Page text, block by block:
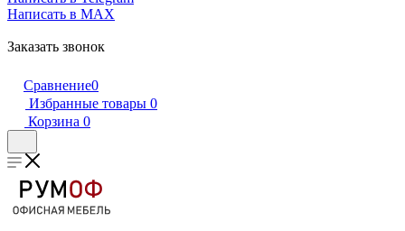
Написать в MAX
Заказать звонок
Сравнение0
Избранные товары 0
Корзина 0